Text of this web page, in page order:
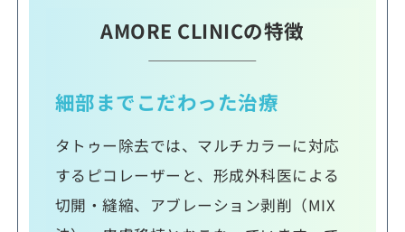
AMORE CLINICの特徴
細部までこだわった治療
タトゥー除去では、マルチカラーに対応
するピコレーザーと、形成外科医による
切開・縫縮、アブレーション剥削（MIX